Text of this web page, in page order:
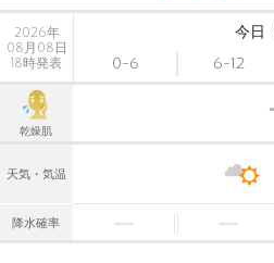
2026年
08月08日
18時発表
今日
0-6
6-12
乾燥肌
天気・気温
降水確率